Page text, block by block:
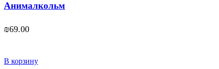
Анималкольм
₪69.00
В корзину